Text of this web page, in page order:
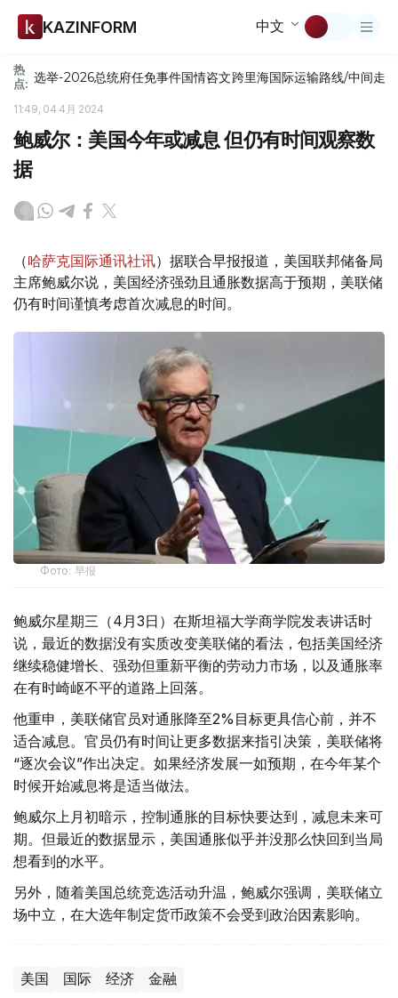
KAZINFORM 中文
热
点: 选举-2026总统府任免事件国情咨文跨里海国际运输路线/中间走廊
11:49, 04 4月 2024
鲍威尔：美国今年或减息 但仍有时间观察数
据
（哈萨克国际通讯社讯）据联合早报报道，美国联邦储备局
主席鲍威尔说，美国经济强劲且通胀数据高于预期，美联储
仍有时间谨慎考虑首次减息的时间。
Фото: 早报
鲍威尔星期三（4月3日）在斯坦福大学商学院发表讲话时
说，最近的数据没有实质改变美联储的看法，包括美国经济
继续稳健增长、强劲但重新平衡的劳动力市场，以及通胀率
在有时崎岖不平的道路上回落。
他重申，美联储官员对通胀降至2%目标更具信心前，并不
适合减息。官员仍有时间让更多数据来指引决策，美联储将
“逐次会议”作出决定。如果经济发展一如预期，在今年某个
时候开始减息将是适当做法。
鲍威尔上月初暗示，控制通胀的目标快要达到，减息未来可
期。但最近的数据显示，美国通胀似乎并没那么快回到当局
想看到的水平。
另外，随着美国总统竞选活动升温，鲍威尔强调，美联储立
场中立，在大选年制定货币政策不会受到政治因素影响。
美国 国际 经济 金融